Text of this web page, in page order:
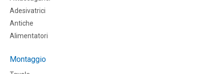
Adesivatrici
Antiche
Alimentatori
Montaggio